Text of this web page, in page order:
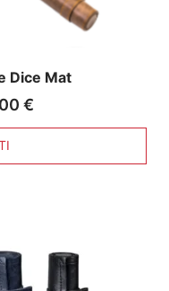
Dice Mat
€